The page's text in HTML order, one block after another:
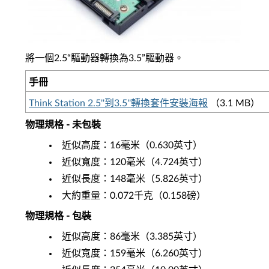
將一個2.5“驅動器轉換為3.5”驅動器。
手冊
Think Station 2.5''到3.5''轉換套件安裝海報 （3.1 MB）
物理規格 - 未包裝
近似高度：16毫米（0.630英寸）
近似寬度：120毫米（4.724英寸）
近似長度：148毫米（5.826英寸）
大約重量：0.072千克（0.158磅）
物理規格 - 包裝
近似高度：86毫米（3.385英寸）
近似寬度：159毫米（6.260英寸）